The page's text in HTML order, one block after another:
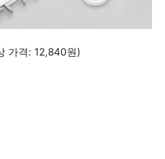
가격: 12,840원)